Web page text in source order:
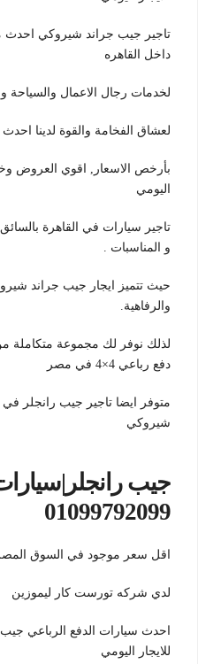
تاجير جيب جراند شيروكي احدث
داخل القاهره
لخدمات رجال الاعمال والسياحة
لعشاق الفخامة والقوة لدينا احدث
اليومي
تاجير سيارات في القاهرة
و المناسبات .
حيث تتميز ايجار جيب جراند
والرفاهية.
لذلك نوفر لك مجموعة متكاملة
دفع رباعي 4×4 في مصر
شيروكي
جيب رانجلر|سيارات
01099792099
اقل سعر موجود في السوق
لدي شركه تورست كار ليموزين
للايجار اليومي